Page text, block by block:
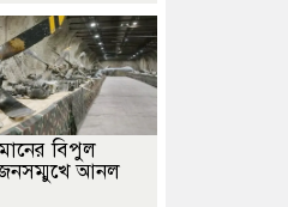
বিপুল
জনসম্মুখে আনল